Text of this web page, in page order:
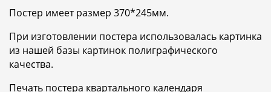
Постер имеет размер 370*245мм.
При изготовлении постера использовалась картинка
из нашей базы картинок полиграфического
качества.
Печать постера квартального календаря